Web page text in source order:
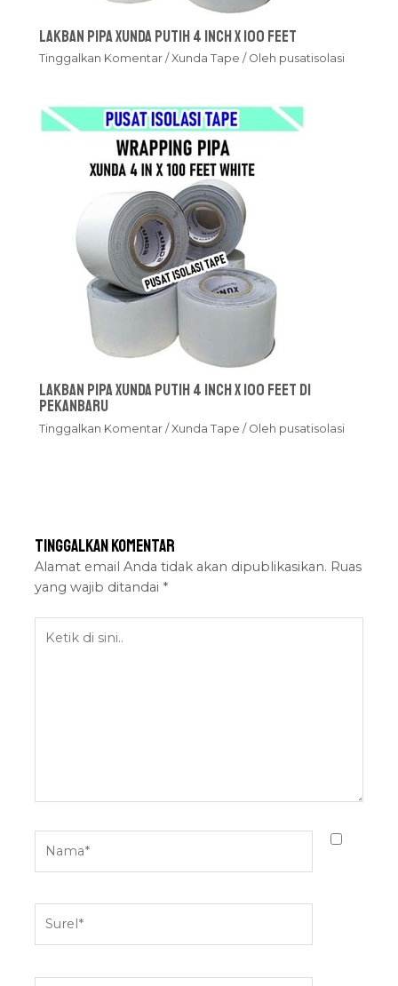
Lakban Pipa Xunda Putih 4 inch x 100 feet
Tinggalkan Komentar /Xunda Tape / Oleh pusatisolasi
Lakban Pipa Xunda Putih 4 inch x 100 feet Di
Pekanbaru
Tinggalkan Komentar /Xunda Tape / Oleh pusatisolasi
Tinggalkan Komentar
Alamat email Anda tidak akan dipublikasikan. Ruas
yang wajib ditandai *